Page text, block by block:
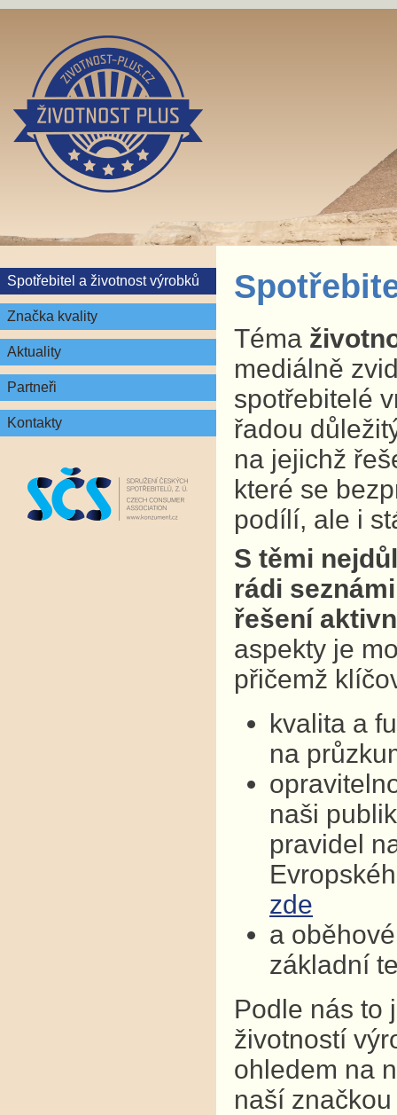
Spotřebitel a životnost výrobků
Značka kvality
Aktuality
Partneři
Kontakty
Téma
mediálně
spotřebitelé
řadou
na jejichž
které se
podílí, ale i
S těmi
rádi
řešení
aspekty je
přičemž
kvalita a
na
naši
pravidel
zde
a
základní
Podle nás to
životností
ohledem na
naší